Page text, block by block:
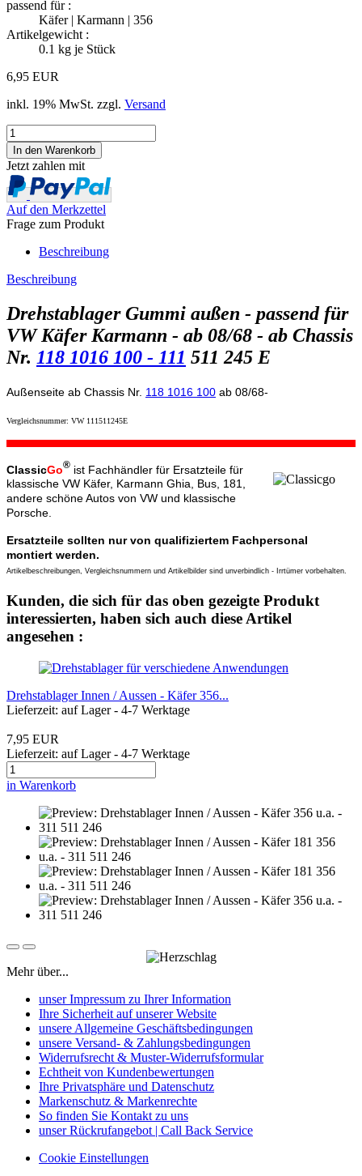
passend für :
Käfer | Karmann | 356
Artikelgewicht :
0.1 kg je Stück
6,95 EUR
inkl. 19% MwSt. zzgl. Versand
Jetzt zahlen mit
Auf den Merkzettel
Frage zum Produkt
Beschreibung
Beschreibung
Drehstablager Gummi außen - passend für
VW Käfer Karmann - ab 08/68 - ab Chassis
Nr. 118 1016 100 - 111 511 245 E
Außenseite ab Chassis Nr. 118 1016 100 ab 08/68-
Vergleichsnummer: VW 111511245E
ClassicGo® ist Fachhändler für Ersatzteile für
klassische VW Käfer, Karmann Ghia, Bus, 181,
andere schöne Autos von VW und klassische
Porsche.
Ersatzteile sollten nur von qualifiziertem Fachpersonal
montiert werden.
Artikelbeschreibungen, Vergleichsnummern und Artikelbilder sind unverbindlich - Irrtümer vorbehalten.
Kunden, die sich für das oben gezeigte Produkt
interessierten, haben sich auch diese Artikel
angesehen :
Drehstablager Innen / Aussen - Käfer 356...
Lieferzeit: auf Lager - 4-7 Werktage
7,95 EUR
Lieferzeit: auf Lager - 4-7 Werktage
in Warenkorb
Mehr über...
unser Impressum zu Ihrer Information
Ihre Sicherheit auf unserer Website
unsere Allgemeine Geschäftsbedingungen
unsere Versand- & Zahlungsbedingungen
Widerrufsrecht & Muster-Widerrufsformular
Echtheit von Kundenbewertungen
Ihre Privatsphäre und Datenschutz
Markenschutz & Markenrechte
So finden Sie Kontakt zu uns
unser Rückrufangebot | Call Back Service
Cookie Einstellungen